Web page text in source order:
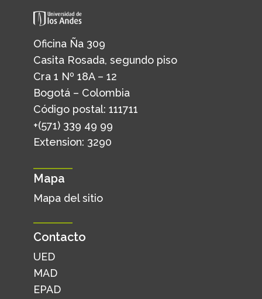
Oficina Ña 309
Casita Rosada, segundo piso
Cra 1 Nº 18A – 12
Bogotá – Colombia
Código postal: 111711
+(571) 339 49 99
Extension: 3290
Mapa
Mapa del sitio
Contacto
UED
MAD
EPAD